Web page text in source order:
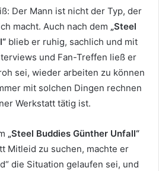
Der Mann ist nicht der Typ, der
macht. Auch nach dem „Steel
blieb er ruhig, sachlich und mit
und Fan-Treffen ließ er
sei, wieder arbeiten zu können
mit solchen Dingen rechnen
Werkstatt tätig ist.
„Steel Buddies Günther Unfall“
Mitleid zu suchen, machte er
die Situation gelaufen sei, und